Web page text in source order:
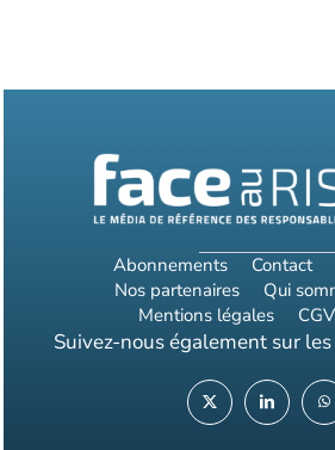
Abonnements Contact
Nos partenaires
Qui
Mentions légales
CGV
Suivez-nous également sur